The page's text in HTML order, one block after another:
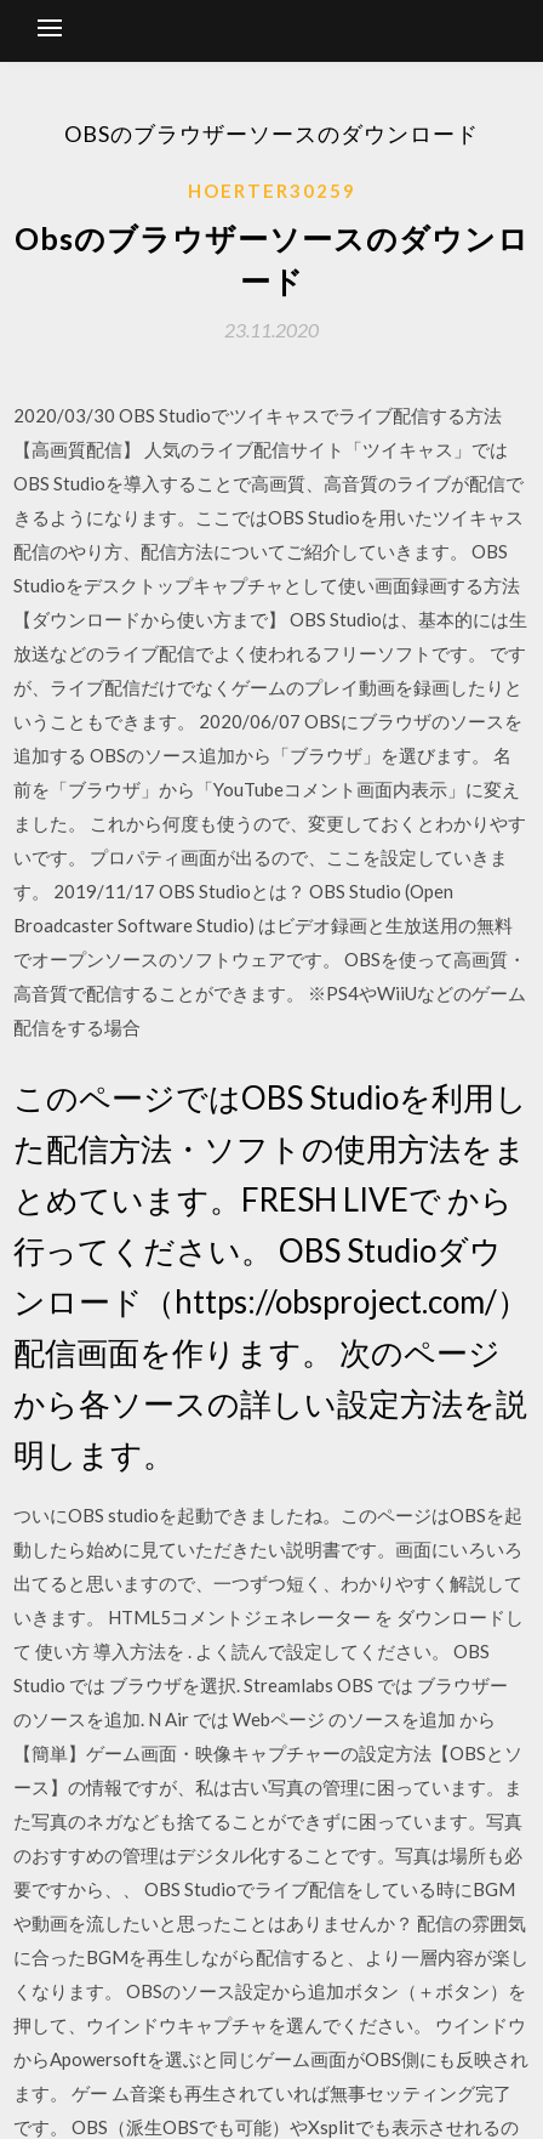
OBSのブラウザーソースのダウンロード
HOERTER30259
Obsのブラウザーソースのダウンロ
ード
23.11.2020
2020/03/30 OBS Studioでツイキャスでライブ配信する方法
【高画質配信】 人気のライブ配信サイト「ツイキャス」では
OBS Studioを導入することで高画質、高音質のライブが配信で
きるようになります。ここではOBS Studioを用いたツイキャス
配信のやり方、配信方法についてご紹介していきます。 OBS
Studioをデスクトップキャプチャとして使い画面録画する方法
【ダウンロードから使い方まで】 OBS Studioは、基本的には生
放送などのライブ配信でよく使われるフリーソフトです。 です
が、ライブ配信だけでなくゲームのプレイ動画を録画したりと
いうこともできます。 2020/06/07 OBSにブラウザのソースを
追加する OBSのソース追加から「ブラウザ」を選びます。 名
前を「ブラウザ」から「YouTubeコメント画面内表示」に変え
ました。 これから何度も使うので、変更しておくとわかりやす
いです。 プロパティ画面が出るので、ここを設定していきま
す。 2019/11/17 OBS Studioとは？ OBS Studio (Open
Broadcaster Software Studio) はビデオ録画と生放送用の無料
でオープンソースのソフトウェアです。 OBSを使って高画質・
高音質で配信することができます。 ※PS4やWiiUなどのゲーム
配信をする場合
このページではOBS Studioを利用し
た配信方法・ソフトの使用方法をま
とめています。FRESH LIVEで から
行ってください。 OBS Studioダウ
ンロード（https://obsproject.com/）
配信画面を作ります。 次のページ
から各ソースの詳しい設定方法を説
明します。
ついにOBS studioを起動できましたね。このページはOBSを起
動したら始めに見ていただきたい説明書です。画面にいろいろ
出てると思いますので、一つずつ短く、わかりやすく解説して
いきます。 HTML5コメントジェネレーター を ダウンロードし
て 使い方 導入方法を . よく読んで設定してください。 OBS
Studio では ブラウザを選択. Streamlabs OBS では ブラウザー
のソースを追加. N Air では Webページ のソースを追加 から
【簡単】ゲーム画面・映像キャプチャーの設定方法【OBSとソ
ース】の情報ですが、私は古い写真の管理に困っています。ま
た写真のネガなども捨てることができずに困っています。写真
のおすすめの管理はデジタル化することです。写真は場所も必
要ですから、、 OBS Studioでライブ配信をしている時にBGM
や動画を流したいと思ったことはありませんか？ 配信の雰囲気
に合ったBGMを再生しながら配信すると、より一層内容が楽し
くなります。 OBSのソース設定から追加ボタン（＋ボタン）を
押して、ウインドウキャプチャを選んでください。 ウインドウ
からApowersoftを選ぶと同じゲーム画面がOBS側にも反映され
ます。 ゲー ム音楽も再生されていれば無事セッティング完了
です。 OBS（派生OBSでも可能）やXsplitでも表示させれるの